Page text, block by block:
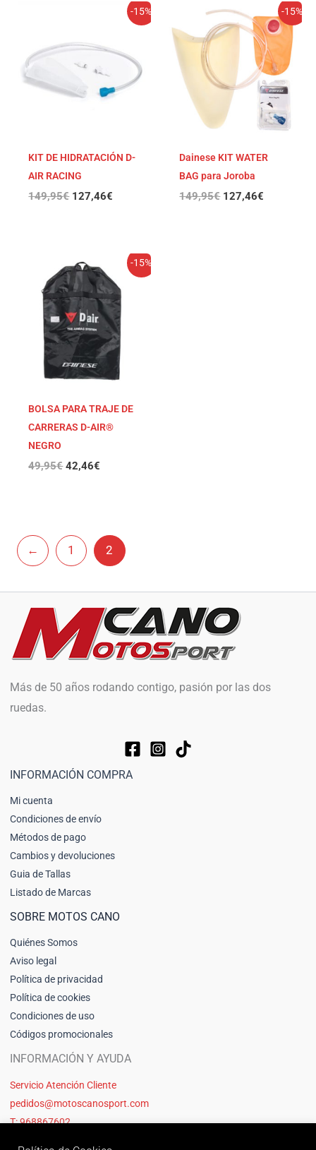
-15%
KIT DE HIDRATACIÓN D-
AIR RACING
149,95€
era:
149,95€.
127,46€
precio
127,46€.
-15%
Dainese KIT WATER
BAG para Joroba
149,95€
El
precio
original
149,95€.
127,46€
precio
actual
es:
127,46€.
-15%
BOLSA PARA TRAJE DE
CARRERAS D-AIR®
NEGRO
49,95€
precio
original
era:
49,95€.
42,46€
precio
actual
es:
42,46€.
← 1 2
Más de 50 años rodando contigo, pasión por las dos
ruedas.
INFORMACIÓN COMPRA
Mi cuenta
Condiciones de envío
Métodos de pago
Cambios y devoluciones
Guia de Tallas
Listado de Marcas
SOBRE MOTOS CANO
Quiénes Somos
Aviso legal
Política de privacidad
Política de cookies
Condiciones de uso
Códigos promocionales
INFORMACIÓN Y AYUDA
Servicio Atención Cliente
pedidos@motoscanosport.com
T: 968867602